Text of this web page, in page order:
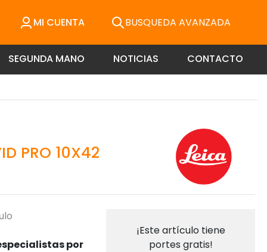
MI CUENTA BUSQUEDA AVANZADA
SEGUNDA MANO NOTICIAS CONTACTO
PRO 10X42
por
¡Este artículo tiene
portes gratis!